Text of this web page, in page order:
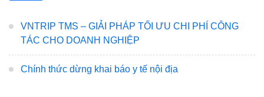
VNTRIP TMS – GIẢI PHÁP TỐI ƯU CHI PHÍ CÔNG
TÁC CHO DOANH NGHIỆP
Chính thức dừng khai báo y tế nội địa